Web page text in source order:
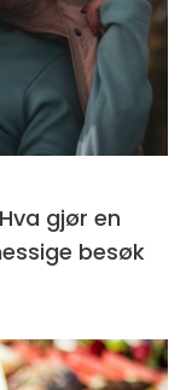
gjør en
besøk